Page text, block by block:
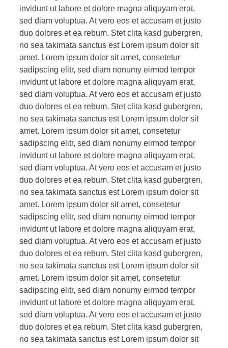
invidunt ut labore et dolore magna aliquyam erat,
sed diam voluptua. At vero eos et accusam et justo
duo dolores et ea rebum. Stet clita kasd gubergren,
no sea takimata sanctus est Lorem ipsum dolor sit
amet. Lorem ipsum dolor sit amet, consetetur
sadipscing elitr, sed diam nonumy eirmod tempor
invidunt ut labore et dolore magna aliquyam erat,
sed diam voluptua. At vero eos et accusam et justo
duo dolores et ea rebum. Stet clita kasd gubergren,
no sea takimata sanctus est Lorem ipsum dolor sit
amet. Lorem ipsum dolor sit amet, consetetur
sadipscing elitr, sed diam nonumy eirmod tempor
invidunt ut labore et dolore magna aliquyam erat,
sed diam voluptua. At vero eos et accusam et justo
duo dolores et ea rebum. Stet clita kasd gubergren,
no sea takimata sanctus est Lorem ipsum dolor sit
amet. Lorem ipsum dolor sit amet, consetetur
sadipscing elitr, sed diam nonumy eirmod tempor
invidunt ut labore et dolore magna aliquyam erat,
sed diam voluptua. At vero eos et accusam et justo
duo dolores et ea rebum. Stet clita kasd gubergren,
no sea takimata sanctus est Lorem ipsum dolor sit
amet. Lorem ipsum dolor sit amet, consetetur
sadipscing elitr, sed diam nonumy eirmod tempor
invidunt ut labore et dolore magna aliquyam erat,
sed diam voluptua. At vero eos et accusam et justo
duo dolores et ea rebum. Stet clita kasd gubergren,
no sea takimata sanctus est Lorem ipsum dolor sit